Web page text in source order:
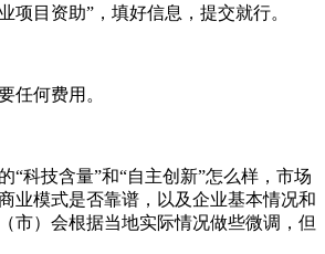
项目资助”，填好信息，提交就行。
任何费用。
“科技含量”和“自主创新”怎么样，市场
业模式是否靠谱，以及企业基本情况和
市）会根据当地实际情况做些微调，但